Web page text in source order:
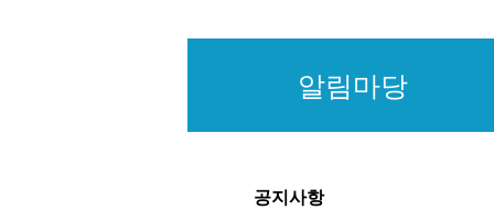
알림마당
공지사항